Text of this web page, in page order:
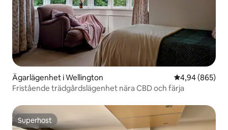
Ägarlägenhet i Wellington 4,94 av 5 i
4,94 (865)
Fristående trädgårdslägenhet nära CBD och färja
Superhost
Superhost